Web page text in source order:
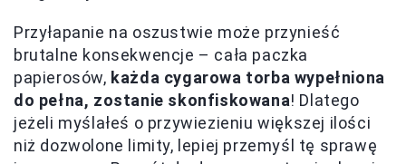
Przyłapanie na oszustwie może przynieść
brutalne konsekwencje – cała paczka
papierosów, każda cygarowa torba wypełniona
do pełna, zostanie skonfiskowana! Dlatego
jeżeli myślałeś o przywiezieniu większej ilości
niż dozwolone limity, lepiej przemyśl tę sprawę